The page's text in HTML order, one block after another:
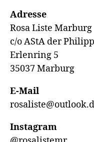
Adresse
Rosa Liste Marburg
c/o AStA der
Erlenring 5
35037 Marburg
E-Mail
Instagram